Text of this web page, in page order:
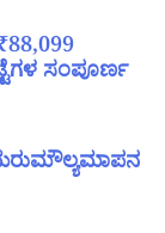
ಸಂಪೂರ್ಣ